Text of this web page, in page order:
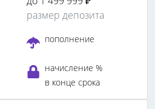
размер депозита
пополнение
начисление %
в конце срока